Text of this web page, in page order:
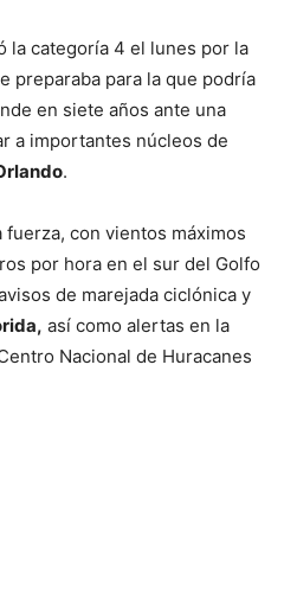
la categoría 4 el lunes por la
preparaba para la que podría
en siete años ante una
a importantes núcleos de
.
fuerza, con vientos máximos
por hora en el sur del Golfo
de marejada ciclónica y
así como alertas en la
Nacional de Huracanes